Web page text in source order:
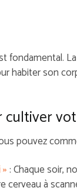
fondamental.
habiter son
pouvez
: Chaque soir,
cerveau à